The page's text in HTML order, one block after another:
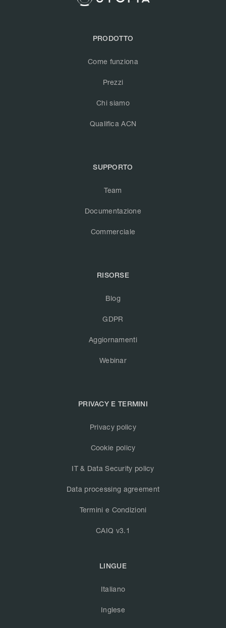
PRODOTTO
Come funziona
Prezzi
Chi siamo
Qualifica ACN
SUPPORTO
Team
Documentazione
Commerciale
RISORSE
Blog
GDPR
Aggiornamenti
Webinar
PRIVACY E TERMINI
Privacy policy
Cookie policy
IT & Data Security policy
Data processing agreement
Termini e Condizioni
CAIQ v3.1
LINGUE
Italiano
Inglese